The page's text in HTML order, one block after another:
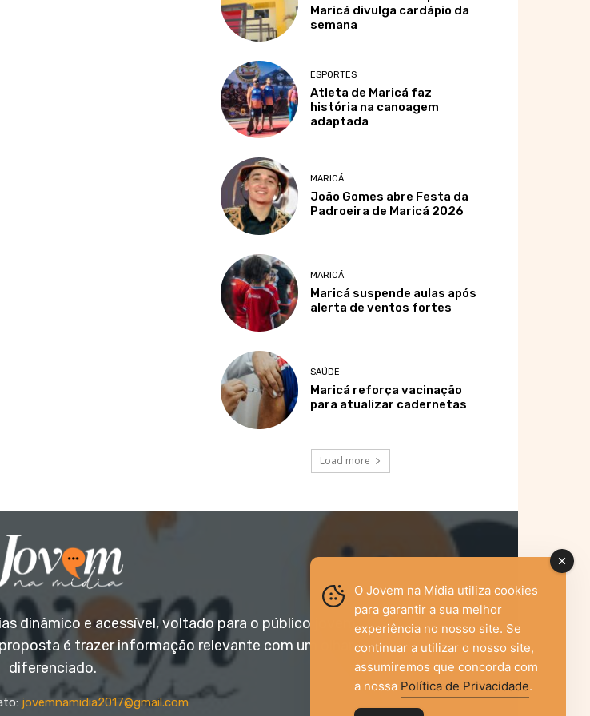
Maricá divulga cardápio da
semana
ESPORTES
Atleta de Maricá faz
história na canoagem
adaptada
MARICÁ
João Gomes abre Festa da
Padroeira de Maricá 2026
MARICÁ
Maricá suspende aulas após
alerta de ventos fortes
SAÚDE
Maricá reforça vacinação
para atualizar cadernetas
Load more
dinâmico e acessível, voltado para o público jovem,
é trazer informação relevante com um olhar
diferenciado.
jovemnamidia2017@gmail.com
O Jovem na Mídia utiliza cookies
para garantir a sua melhor
experiência no nosso site. Se
continuar a utilizar o nosso site,
assumiremos que concorda com
a nossa Política de Privacidade.